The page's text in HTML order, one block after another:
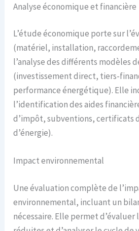
Analyse économique et financière
L’étude économique porte sur
(matériel, installation,
l’analyse des différents modèles
(investissement direct, tiers-
performance énergétique). Elle
l’identification des aides
d’impôt, subventions, certificats
d’énergie).
Impact environnemental
Une évaluation complète de
environnemental, incluant un
nécessaire. Elle permet d’évaluer